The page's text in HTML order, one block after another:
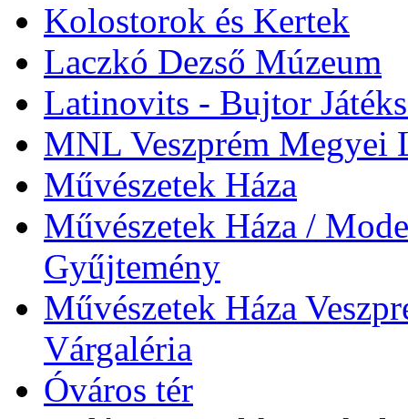
Kolostorok és Kertek
Laczkó Dezső Múzeum
Latinovits - Bujtor
MNL Veszprém Megyei
Művészetek Háza
Művészetek Háza /
Gyűjtemény
Művészetek Háza
Várgaléria
Óváros tér